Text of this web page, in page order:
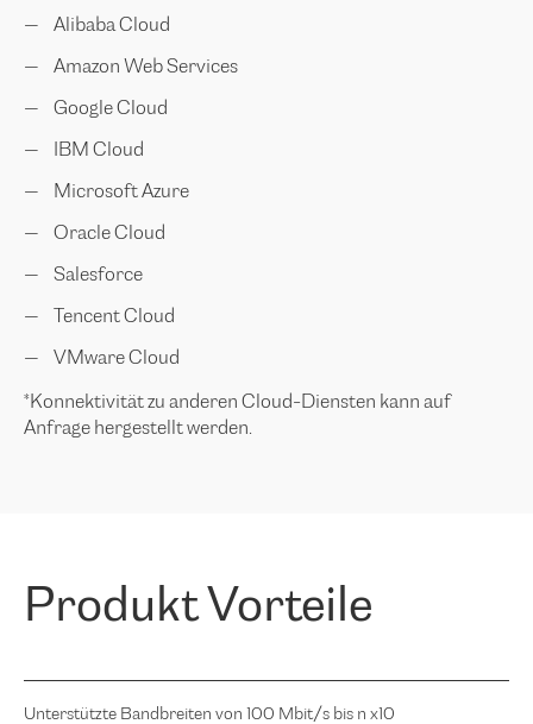
Alibaba Cloud
Amazon Web Services
Google Cloud
IBM Cloud
Microsoft Azure
Oracle Cloud
Salesforce
Tencent Cloud
VMware Cloud
*Konnektivität zu anderen Cloud-Diensten kann auf
Anfrage hergestellt werden.
Produkt Vorteile
Unterstützte Bandbreiten von 100 Mbit/s bis n x10